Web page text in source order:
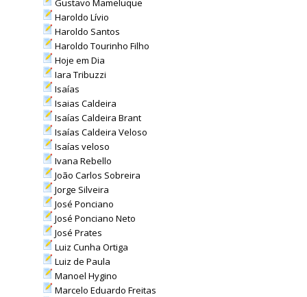
Gustavo Mameluque
Haroldo Lívio
Haroldo Santos
Haroldo Tourinho Filho
Hoje em Dia
Iara Tribuzzi
Isaías
Isaias Caldeira
Isaías Caldeira Brant
Isaías Caldeira Veloso
Isaías veloso
Ivana Rebello
João Carlos Sobreira
Jorge Silveira
José Ponciano
José Ponciano Neto
José Prates
Luiz Cunha Ortiga
Luiz de Paula
Manoel Hygino
Marcelo Eduardo Freitas